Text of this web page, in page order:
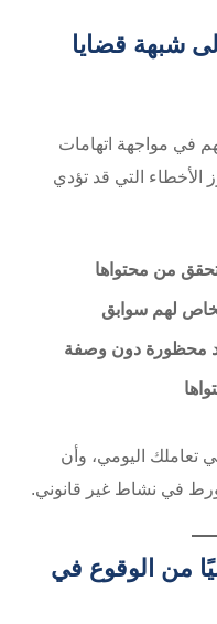
شبهة قضايا
في مواجهة اتهامات
التي قد تؤدي
من محتواها
لهم سوابق
محظورة دون وصفة
تعاملك اليومي، وأن
في نشاط غير قانوني.
من الوقوع في